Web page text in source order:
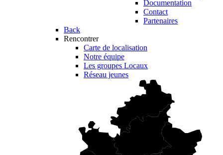
Documentation
Contact
Partenaires
Back
Rencontrer
Carte de localisation
Notre équipe
Les groupes Locaux
Réseau jeunes